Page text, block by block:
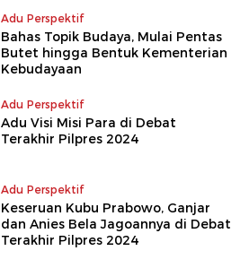
Adu Perspektif
Bahas Topik Budaya, Mulai Pentas
Butet hingga Bentuk Kementerian
Kebudayaan
Adu Perspektif
Adu Visi Misi Para di Debat
Terakhir Pilpres 2024
Adu Perspektif
Keseruan Kubu Prabowo, Ganjar
dan Anies Bela Jagoannya di Debat
Terakhir Pilpres 2024